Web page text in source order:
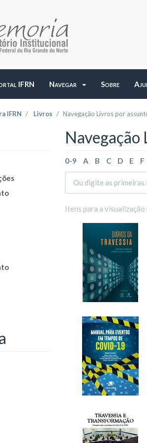
IFRN Navegar Sobre
IFRN Livros Navegação Livros por
Navegação
0-9 A B C D E F
Itens para a